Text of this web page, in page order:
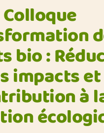
Colloque
bio :
impacts et
à